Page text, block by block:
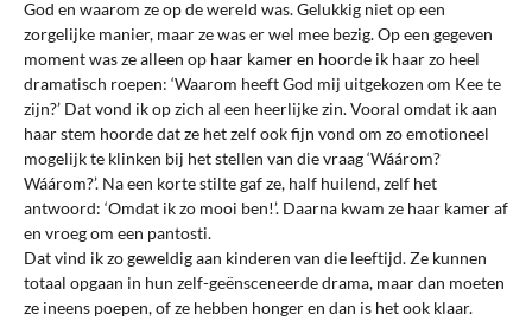
God en waarom ze op de wereld was. Gelukkig niet op een
zorgelijke manier, maar ze was er wel mee bezig. Op een gegeven
moment was ze alleen op haar kamer en hoorde ik haar zo heel
dramatisch roepen: ‘Waarom heeft God mij uitgekozen om Kee te
zijn?’ Dat vond ik op zich al een heerlijke zin. Vooral omdat ik aan
haar stem hoorde dat ze het zelf ook fijn vond om zo emotioneel
mogelijk te klinken bij het stellen van die vraag ‘Wáárom?
Wáárom?’. Na een korte stilte gaf ze, half huilend, zelf het
antwoord: ‘Omdat ik zo mooi ben!’. Daarna kwam ze haar kamer af
en vroeg om een pantosti.
Dat vind ik zo geweldig aan kinderen van die leeftijd. Ze kunnen
totaal opgaan in hun zelf-geënsceneerde drama, maar dan moeten
ze ineens poepen, of ze hebben honger en dan is het ook klaar.